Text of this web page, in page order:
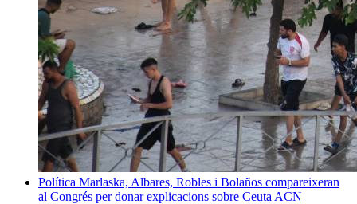
Política Marlaska, Albares, Robles i Bolaños compareixeran
al Congrés per donar explicacions sobre Ceuta ACN